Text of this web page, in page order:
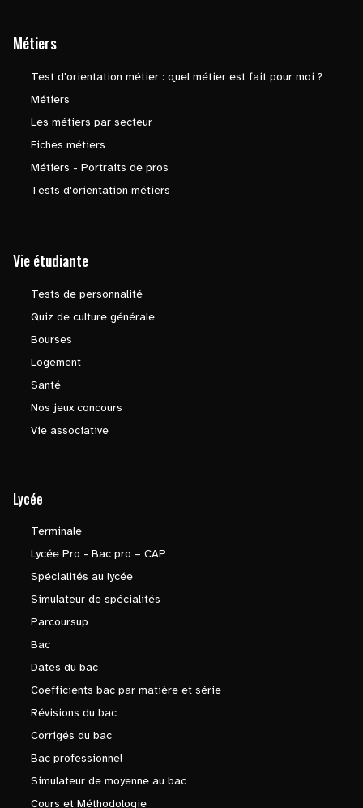
Métiers
Test d'orientation métier : quel métier est fait pour moi ?
Métiers
Les métiers par secteur
Fiches métiers
Métiers - Portraits de pros
Tests d'orientation métiers
Vie étudiante
Tests de personnalité
Quiz de culture générale
Bourses
Logement
Santé
Nos jeux concours
Vie associative
Lycée
Terminale
Lycée Pro - Bac pro – CAP
Spécialités au lycée
Simulateur de spécialités
Parcoursup
Bac
Dates du bac
Coefficients bac par matière et série
Révisions du bac
Corrigés du bac
Bac professionnel
Simulateur de moyenne au bac
Cours et Méthodologie